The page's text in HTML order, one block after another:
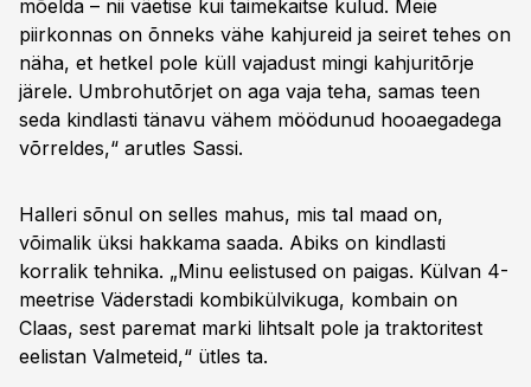
mõelda – nii väetise kui taimekaitse kulud. Meie
piirkonnas on õnneks vähe kahjureid ja seiret tehes on
näha, et hetkel pole küll vajadust mingi kahjuritõrje
järele. Umbrohutõrjet on aga vaja teha, samas teen
seda kindlasti tänavu vähem möödunud hooaegadega
võrreldes,“ arutles Sassi.
Halleri sõnul on selles mahus, mis tal maad on,
võimalik üksi hakkama saada. Abiks on kindlasti
korralik tehnika. „Minu eelistused on paigas. Külvan 4-
meetrise Väderstadi kombikülvikuga, kombain on
Claas, sest paremat marki lihtsalt pole ja traktoritest
eelistan Valmeteid,“ ütles ta.